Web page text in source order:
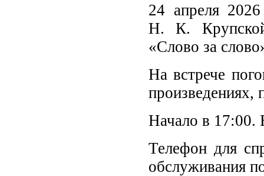
24 апреля
Н. К. Крупской
«Слово за
На встрече
произведениях,
Начало в 17:00.
Телефон для
обслуживания